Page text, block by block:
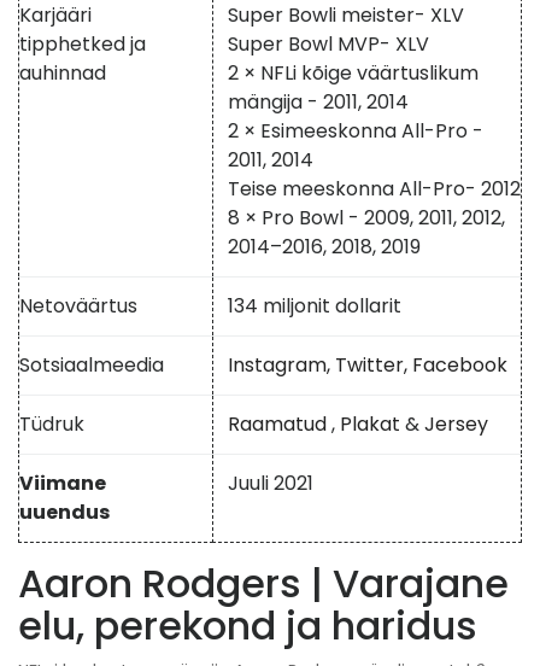
Karjääri
tipphetked ja
auhinnad
Super Bowli meister- XLV
Super Bowl MVP- XLV
2 × NFLi kõige väärtuslikum
mängija - 2011, 2014
2 × Esimeeskonna All-Pro -
2011, 2014
Teise meeskonna All-Pro- 2012
8 × Pro Bowl - 2009, 2011, 2012,
2014–2016, 2018, 2019
Netoväärtus 134 miljonit dollarit
Sotsiaalmeedia Instagram, Twitter, Facebook
Tüdruk Raamatud, Plakat &Jersey
Viimane
uuendus
Juuli 2021
Aaron Rodgers | Varajane
elu, perekond ja haridus